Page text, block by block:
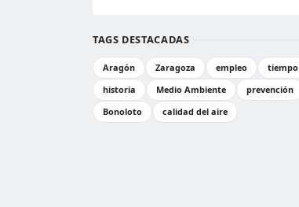
TAGS DESTACADAS
Aragón Zaragoza empleo tiempo
historia
Medio Ambiente prevención
Bonoloto
calidad del aire